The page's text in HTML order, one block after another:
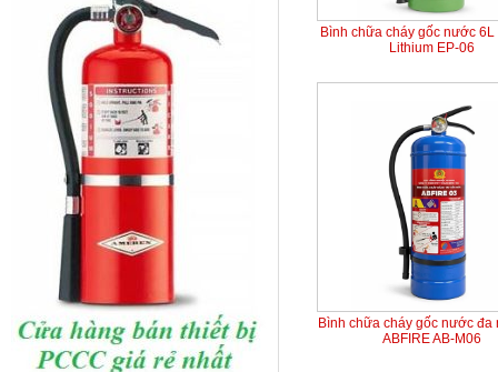
Bình chữa cháy gốc nước 6L
Lithium EP-06
Bình chữa cháy gốc nước đa
ABFIRE AB-M06